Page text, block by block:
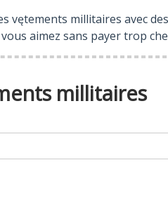
vętements millitaires avec
aimez sans payer trop
millitaires